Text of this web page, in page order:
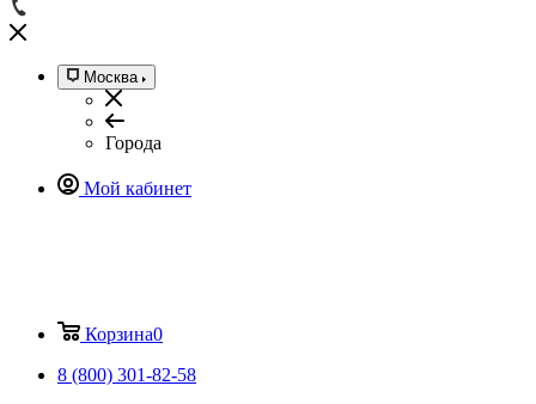
Москва
Города
Мой кабинет
Корзина0
8 (800) 301-82-58